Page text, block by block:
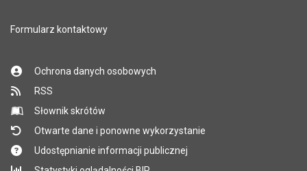
Formularz kontaktowy
Ochrona danych osobowych
RSS
Słownik skrótów
Otwarte dane i ponowne wykorzystanie
Udostępnianie informacji publicznej